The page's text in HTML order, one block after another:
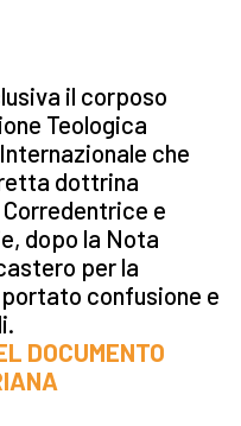
il corposo
Teologica
che
dottrina
e
dopo la Nota
per la
confusione e
DOCUMENTO